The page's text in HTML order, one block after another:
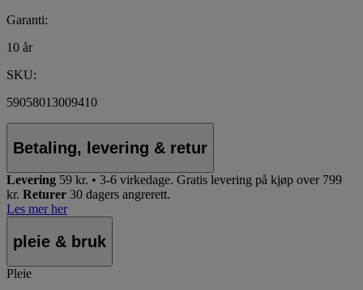
Garanti:
10 år
SKU:
59058013009410
Betaling, levering & retur
Levering 59 kr. • 3-6 virkedage. Gratis levering på kjøp over 799
kr. Returer 30 dagers angrerett.
Les mer her
pleie & bruk
Pleie